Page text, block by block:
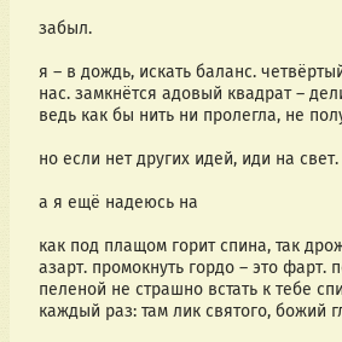
забыл.
я – в дождь, искать баланс.
нас. замкнётся адовый квадрат –
ведь как бы нить ни пролегла, не
но если нет других идей, иди на
а я ещё надеюсь на
как под плащом горит спина, так
азарт. промокнуть гордо – это фарт.
пеленой не страшно встать к тебе
каждый раз: там лик святого, божий